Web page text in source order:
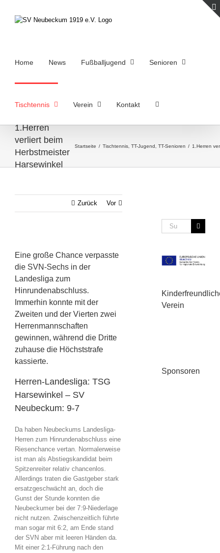
Inhalt
springen
Home News Fußballjugend Senioren
Tischtennis Verein Kontakt
1.Herren
verliert beim
Herbstmeister
Harsewinkel
Startseite / Tischtennis TT-Jugend TT-Senioren / 1.Herren
Zurück Vor
Eine große Chance verpasste
die SVN-Sechs in der
Landesliga zum
Hinrundenabschluss.
Immerhin konnte mit der
Zweiten und der Vierten zwei
Herrenmannschaften
gewinnen, während die Dritte
zuhause die Höchststrafe
kassierte.
Herren-Landesliga: TSG
Harsewinkel – SV
Neubeckum: 9-7
Da haben Neubeckums Landesliga-
Herren zum Hinrundenabschluss eine
Riesenchance vertan. Normalerweise
ist man als Abstiegskandidat beim
Spitzenreiter relativ chancenlos.
Allerdings traten die Gastgeber stark
ersatzgeschwächt an, doch die
Gunst der Stunde konnten die
Neubeckumer bei der 7:9-Niederlage
nicht nutzen. Zwischenzeitlich führte
man sogar mit 6:2, am Ende stand
der SVN aber mit leeren Händen da.
Mit einer 2:1-Führung nach den
Suche
nach:
Verein
Sponsoren